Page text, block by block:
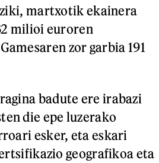
martxotik ekainera
milioi euroren
zor garbia 191
badute ere irabazi
die epe luzerako
esker, eta eskari
geografikoa eta